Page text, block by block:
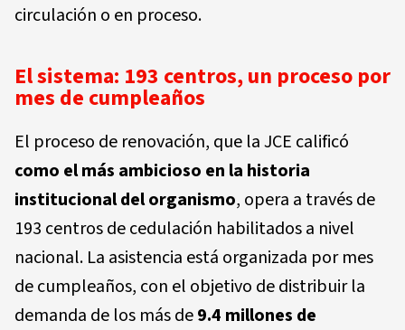
circulación o en proceso.
El sistema: 193 centros, un proceso por
mes de cumpleaños
El proceso de renovación, que la JCE calificó
como el más ambicioso en la historia
institucional del organismo, opera a través de
193 centros de cedulación habilitados a nivel
nacional. La asistencia está organizada por mes
de cumpleaños, con el objetivo de distribuir la
demanda de los más de9.4 millones de